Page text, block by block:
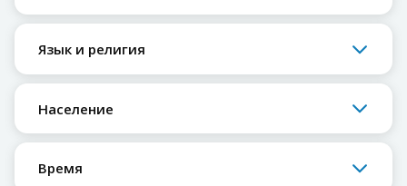
Язык и религия
Население
Время